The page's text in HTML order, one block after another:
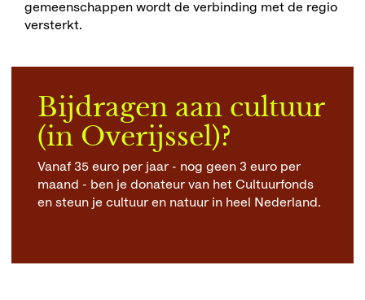
gemeenschappen wordt de verbinding met de regio
versterkt.
Bijdragen aan cultuur
(in Overijssel)?
Vanaf 35 euro per jaar - nog geen 3 euro per
maand - ben je donateur van het Cultuurfonds
en steun je cultuur en natuur in heel Nederland.